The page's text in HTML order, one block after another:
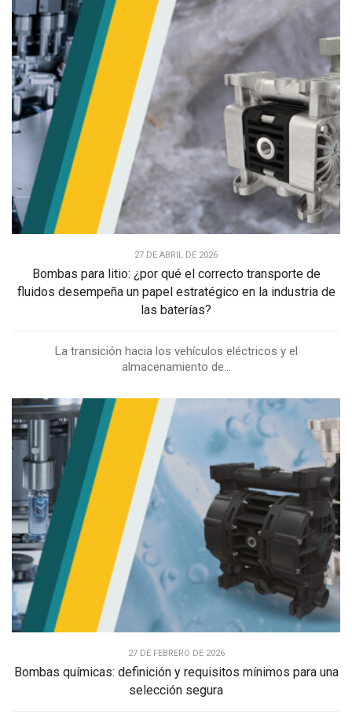
27 DE ABRIL DE 2026
Bombas para litio: ¿por qué el correcto transporte de
fluidos desempeña un papel estratégico en la industria de
las baterías?
La transición hacia los vehículos eléctricos y el
almacenamiento de...
27 DE FEBRERO DE 2026
Bombas químicas: definición y requisitos mínimos para una
selección segura